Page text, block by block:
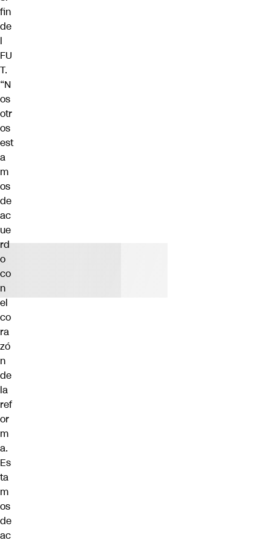
fin
de
l
FU
T.
“N
os
otr
os
est
a
m
os
de
ac
ue
rd
o
co
n
el
co
ra
zó
n
de
la
ref
or
m
a.
Es
ta
m
os
de
ac